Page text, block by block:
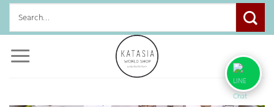
Skip
content